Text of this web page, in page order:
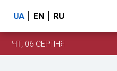
UA EN RU
ЧТ, 06 СЕРПНЯ